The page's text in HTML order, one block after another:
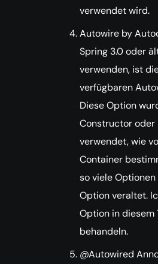
verwendet wird.
Autowire by
Spring 3.0 oder
verwenden, ist
verfügbaren
Diese Option
Constructor oder
verwendet, wie
Container
so viele
Option veraltet.
Option in diesem
behandeln.
@Autowired